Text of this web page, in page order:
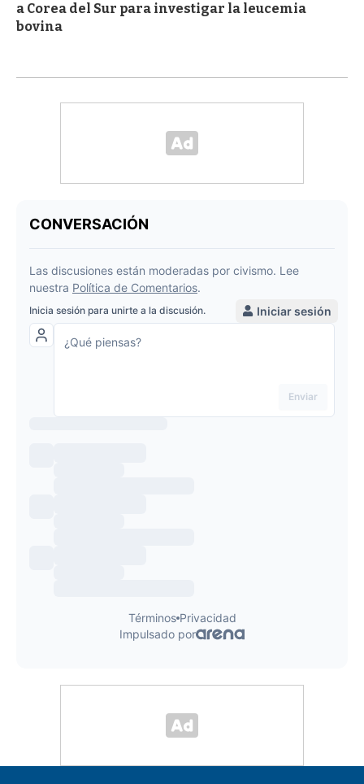
a Corea del Sur para investigar la leucemia
bovina